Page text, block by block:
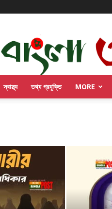
স্বাস্থ্য তথ্য প্রযুক্তি MORE